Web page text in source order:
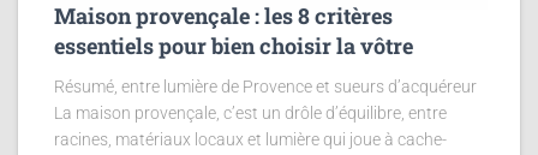
Maison provençale : les 8 critères
essentiels pour bien choisir la vôtre
Résumé, entre lumière de Provence et sueurs d’acquéreur
La maison provençale, c’est un drôle d’équilibre, entre
racines, matériaux locaux et lumière qui joue à cache-